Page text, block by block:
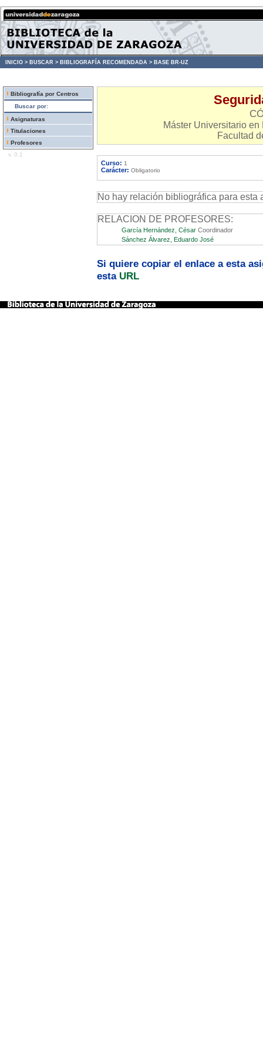
INICIO > BUSCAR > BIBLIOGRAFÍA RECOMENDADA > BASE BR-UZ
Bibliografía por Centros
Buscar por:
Asignaturas
Titulaciones
Profesores
v. 0.1
Máster Universitario
Facultad
Curso: 1
Carácter: Obligatorio
No hay relación bibliográfica para esta
RELACION DE PROFESORES:
García Hernández, César Coordinador
Sánchez Álvarez, Eduardo José
Si quiere copiar el enlace a esta
esta URL